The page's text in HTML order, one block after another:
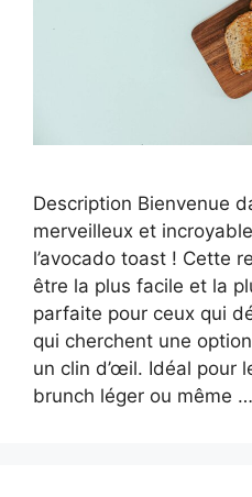
Description Bienvenue
merveilleux et
l’avocado toast ! Cette
être la plus facile et la
parfaite pour ceux qui
qui cherchent une
un clin d’œil. Idéal pour
brunch léger ou même …